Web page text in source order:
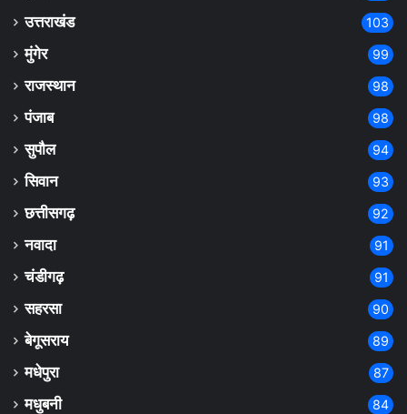
उत्तराखंड 103
मुंगेर 99
राजस्थान 98
पंजाब 98
सुपौल 94
सिवान 93
छत्तीसगढ़ 92
नवादा 91
चंडीगढ़ 91
सहरसा 90
बेगूसराय 89
मधेपुरा 87
मधुबनी 84